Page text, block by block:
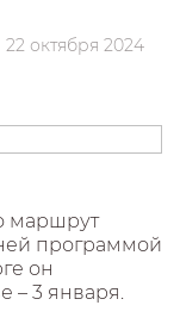
22 октября 2024
маршрут
программой
он
– 3 января.